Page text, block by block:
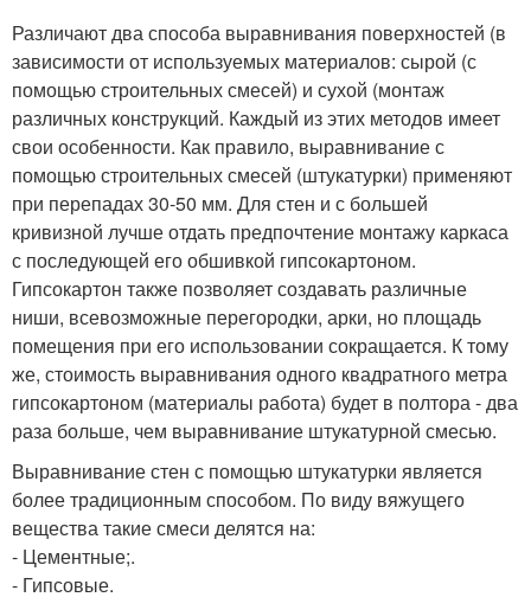
Различают два способа выравнивания поверхностей (в
зависимости от используемых материалов: сырой (с
помощью строительных смесей) и сухой (монтаж
различных конструкций. Каждый из этих методов имеет
свои особенности. Как правило, выравнивание с
помощью строительных смесей (штукатурки) применяют
при перепадах 30-50 мм. Для стен и с большей
кривизной лучше отдать предпочтение монтажу каркаса
с последующей его обшивкой гипсокартоном.
Гипсокартон также позволяет создавать различные
ниши, всевозможные перегородки, арки, но площадь
помещения при его использовании сокращается. К тому
же, стоимость выравнивания одного квадратного метра
гипсокартоном (материалы работа) будет в полтора - два
раза больше, чем выравнивание штукатурной смесью.
Выравнивание стен с помощью штукатурки является
более традиционным способом. По виду вяжущего
вещества такие смеси делятся на:
- Цементные;.
- Гипсовые.